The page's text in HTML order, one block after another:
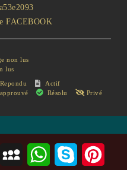
FACEBOOK
non lus
lus
Repondu
Actif
Résolu
Privé
Gmail MySpaceWhatsAppSkype